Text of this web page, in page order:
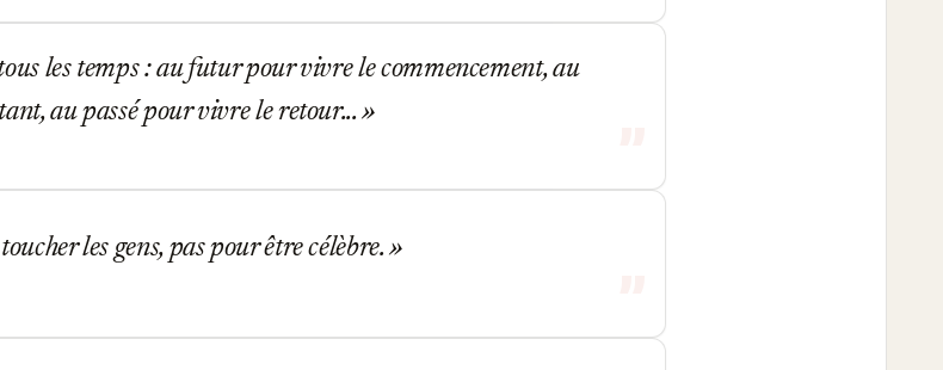
les temps : au futur pour vivre le commencement, au
au passé pour vivre le retour...
les gens, pas pour être célèbre.